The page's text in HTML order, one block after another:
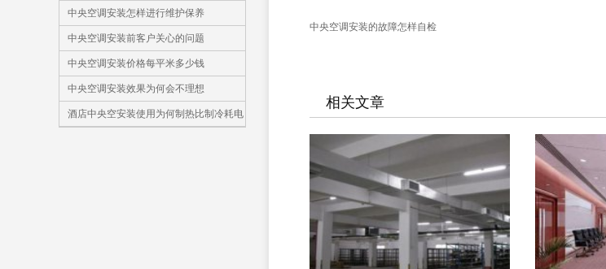
中央空调安装怎样进行维护保养
中央空调安装前客户关心的问题
中央空调安装价格每平米多少钱
中央空调安装效果为何会不理想
酒店中央空安装使用为何制热比制冷耗电
中央空调安装的故障怎样自检
相关文章